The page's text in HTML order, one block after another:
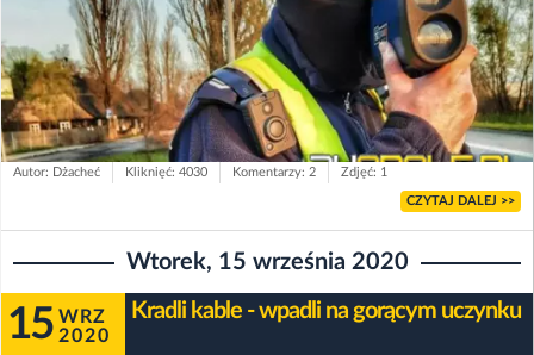
Autor: Dżacheć Kliknięć: 4030 Komentarzy: 2 Zdjęć: 1
CZYTAJ DALEJ >>
Wtorek, 15 września 2020
15 WRZ
2020
Kradli kable - wpadli na gorącym uczynku